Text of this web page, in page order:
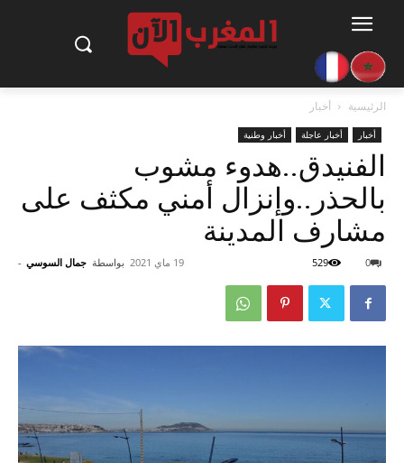
الرئيسية أخبار
أخبار أخبار عاجلة أخبار وطنية
الفنيدق..هدوء مشوب
بالحذر..وإنزال أمني مكثف على
مشارف المدينة
بواسطة جمال السوسي - 19 ماي 2021 0
529